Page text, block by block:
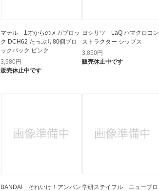
マテル 1才からのメガブロッ
ク DCH62 たっぷり80個ブロ
ックパック ピンク
3,980円
販売休止中です
ヨシリツ LaQ ハマクロコン
ストラクター シップス
3,850円
販売休止中です
BANDAI それいけ！アンパン 学研ステイフル ニューブロ